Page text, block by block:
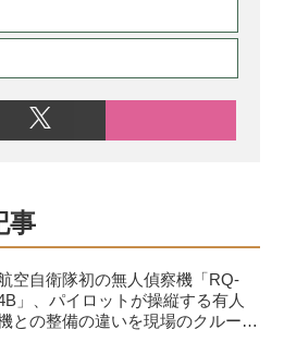
事
空自衛隊初の無人偵察機「RQ-
」、パイロットが操縦する有人
との整備の違いを現場のクルーが